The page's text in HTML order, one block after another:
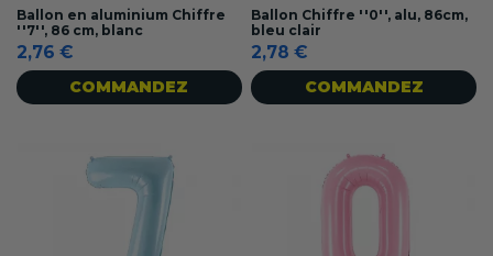
Ballon en aluminium Chiffre
''7'', 86 cm, blanc
2,76 €
COMMANDEZ
Ballon Chiffre ''0'', alu, 86cm,
bleu clair
2,78 €
COMMANDEZ